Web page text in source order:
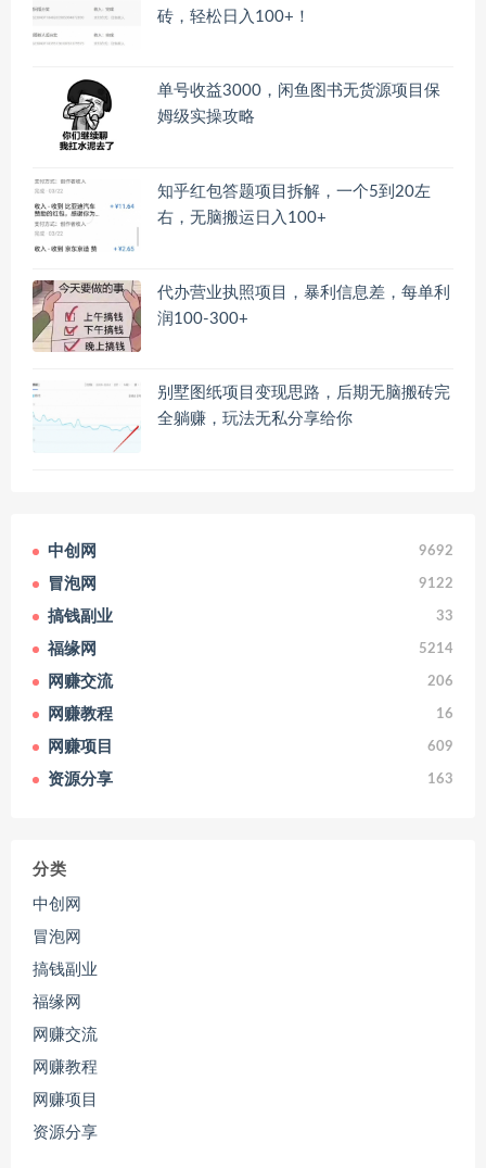
砖，轻松日入100+！
单号收益3000，闲鱼图书无货源项目保
姆级实操攻略
知乎红包答题项目拆解，一个5到20左
右，无脑搬运日入100+
代办营业执照项目，暴利信息差，每单利
润100-300+
别墅图纸项目变现思路，后期无脑搬砖完
全躺赚，玩法无私分享给你
中创网 9692
冒泡网 9122
搞钱副业 33
福缘网 5214
网赚交流 206
网赚教程 16
网赚项目 609
资源分享 163
分类
中创网
冒泡网
搞钱副业
福缘网
网赚交流
网赚教程
网赚项目
资源分享